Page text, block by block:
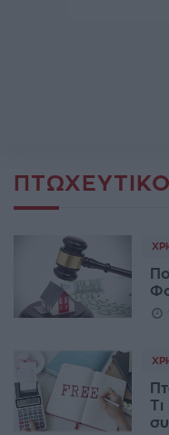
ΠΤΩΧΕΥΤΙΚΌ